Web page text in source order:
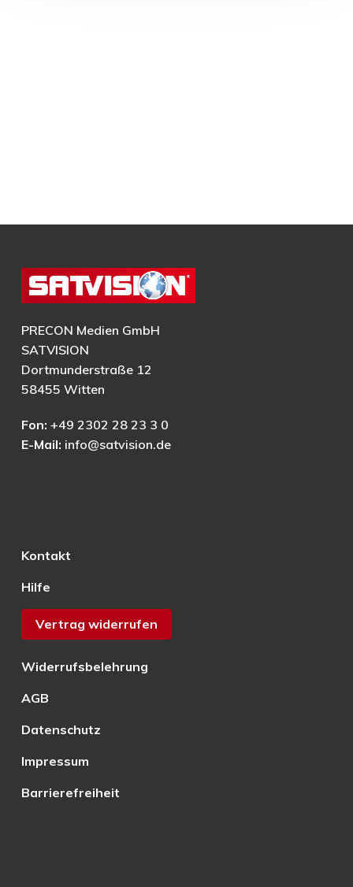
PRECON Medien GmbH
SATVISION
Dortmunderstraße 12
58455 Witten
Fon: +49 2302 28 23 3 0
E-Mail: info@satvision.de
Kontakt
Hilfe
Vertrag widerrufen
Widerrufsbelehrung
AGB
Datenschutz
Impressum
Barrierefreiheit